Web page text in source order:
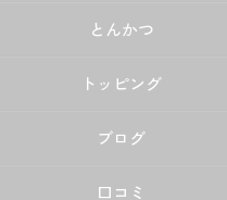
とんかつ
トッピング
ブログ
口コミ